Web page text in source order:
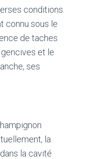
conditions.
connu sous le
de taches
et le
ses
la
la cavité